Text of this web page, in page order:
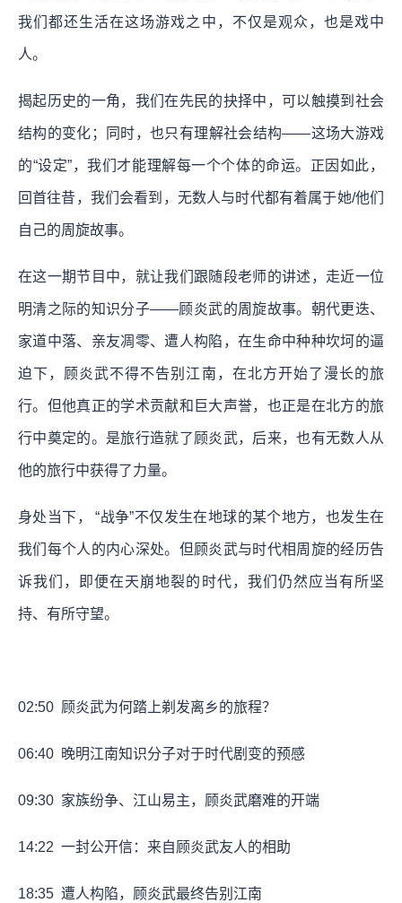
我们都还生活在这场游戏之中，不仅是观众，也是戏中
人。
揭起历史的一角，我们在先民的抉择中，可以触摸到社会
结构的变化；同时，也只有理解社会结构——这场大游戏
的“设定”，我们才能理解每一个个体的命运。正因如此，
回首往昔，我们会看到，无数人与时代都有着属于她/他们
自己的周旋故事。
在这一期节目中，就让我们跟随段老师的讲述，走近一位
明清之际的知识分子——顾炎武的周旋故事。朝代更迭、
家道中落、亲友凋零、遭人构陷，在生命中种种坎坷的逼
迫下，顾炎武不得不告别江南，在北方开始了漫长的旅
行。但他真正的学术贡献和巨大声誉，也正是在北方的旅
行中奠定的。是旅行造就了顾炎武，后来，也有无数人从
他的旅行中获得了力量。
身处当下， “战争”不仅发生在地球的某个地方，也发生在
我们每个人的内心深处。但顾炎武与时代相周旋的经历告
诉我们，即便在天崩地裂的时代，我们仍然应当有所坚
持、有所守望。
02:50 顾炎武为何踏上剃发离乡的旅程？
06:40 晚明江南知识分子对于时代剧变的预感
09:30 家族纷争、江山易主，顾炎武磨难的开端
14:22 一封公开信：来自顾炎武友人的相助
18:35 遭人构陷，顾炎武最终告别江南